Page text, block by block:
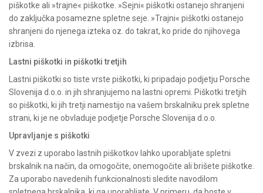
piškotke ali »trajne« piškotke. »Sejni« piškotki ostanejo shranjeni
do zaključka posamezne spletne seje. »Trajni« piškotki ostanejo
shranjeni do njenega izteka oz. do takrat, ko pride do njihovega
izbrisa.
Lastni piškotki in piškotki tretjih
Lastni piškotki so tiste vrste piškotki, ki pripadajo podjetju Porsche
Slovenija d.o.o. in jih shranjujemo na lastni opremi. Piškotki tretjih
so piškotki, ki jih tretji namestijo na vašem brskalniku prek spletne
strani, ki je ne obvladuje podjetje Porsche Slovenija d.o.o.
Upravljanje s piškotki
V zvezi z uporabo lastnih piškotkov lahko uporabljate spletni
brskalnik na način, da omogočite, onemogočite ali brišete piškotke.
Za uporabo navedenih funkcionalnosti sledite navodilom